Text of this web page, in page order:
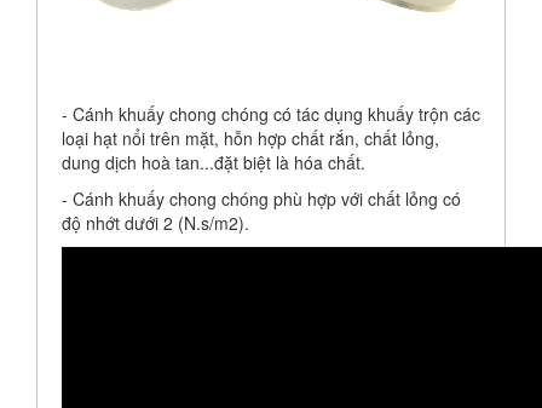
- Cánh khuấy chong chóng có tác dụng khuấy trộn các
loại hạt nổi trên mặt, hỗn hợp chất rắn, chất lỏng,
dung dịch hoà tan...đặt biệt là hóa chất.
- Cánh khuấy chong chóng phù hợp với chất lỏng có
độ nhớt dưới 2 (N.s/m2).